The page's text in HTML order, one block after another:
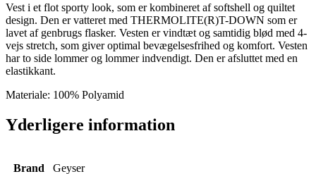
Vest i et flot sporty look, som er kombineret af softshell og quiltet
design. Den er vatteret med THERMOLITE(R)T-DOWN som er
lavet af genbrugs flasker. Vesten er vindtæt og samtidig blød med 4-
vejs stretch, som giver optimal bevægelsesfrihed og komfort. Vesten
har to side lommer og lommer indvendigt. Den er afsluttet med en
elastikkant.
Materiale: 100% Polyamid
Yderligere information
Brand Geyser